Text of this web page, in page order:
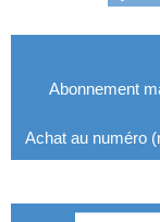
Abonnement
Achat au numéro